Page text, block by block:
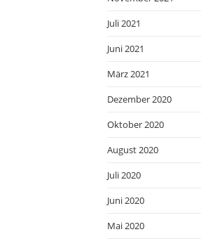
Juli 2021
Juni 2021
März 2021
Dezember 2020
Oktober 2020
August 2020
Juli 2020
Juni 2020
Mai 2020